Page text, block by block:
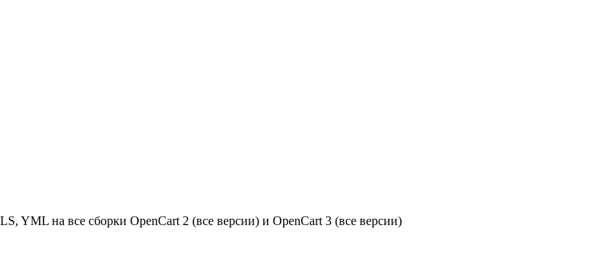
YML на все сборки OpenCart 2 (все версии) и OpenCart 3 (все версии)